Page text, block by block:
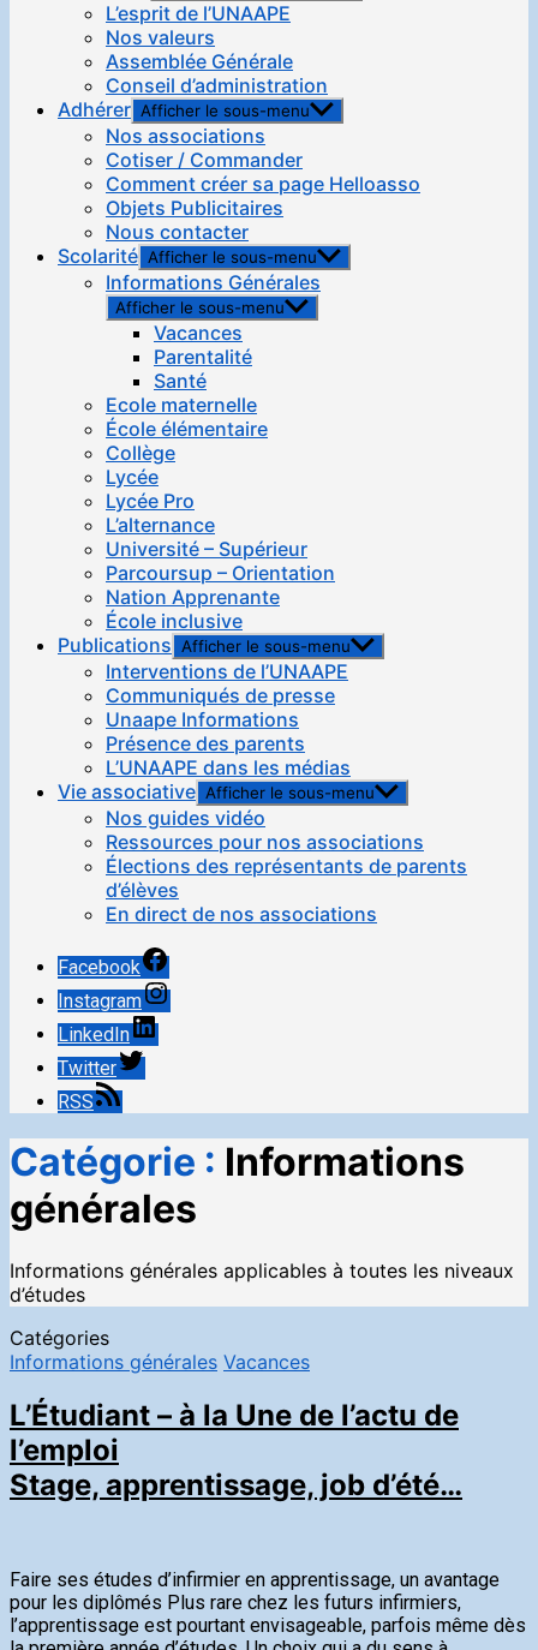
L’esprit de l’UNAAPE
Nos valeurs
Assemblée Générale
Conseil d’administration
Adhérer Afficher le sous-menu
Nos associations
Cotiser / Commander
Comment créer sa page Helloasso
Objets Publicitaires
Nous contacter
Scolarité Afficher le sous-menu
Informations Générales
Afficher le sous-menu
Vacances
Parentalité
Santé
Ecole maternelle
École élémentaire
Collège
Lycée
Lycée Pro
L’alternance
Université – Supérieur
Parcoursup – Orientation
Nation Apprenante
École inclusive
Publications Afficher le sous-menu
Interventions de l’UNAAPE
Communiqués de presse
Unaape Informations
Présence des parents
L’UNAAPE dans les médias
Vie associative Afficher le sous-menu
Nos guides vidéo
Ressources pour nos associations
Élections des représentants de parents
d’élèves
En direct de nos associations
Facebook
Instagram
LinkedIn
Twitter
RSS
Catégorie : Informations
générales
Informations générales applicables à toutes les niveaux
d’études
Catégories
Informations générales Vacances
L’Étudiant – à la Une de l’actu de
l’emploi
Stage, apprentissage, job d’été…
Faire ses études d’infirmier en apprentissage, un avantage
pour les diplômés Plus rare chez les futurs infirmiers,
l’apprentissage est pourtant envisageable, parfois même dès